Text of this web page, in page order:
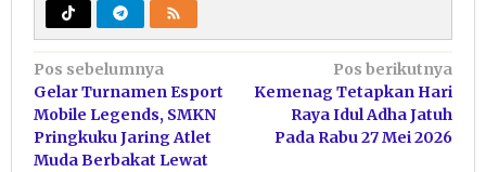
Navigasi
pos
Pos sebelumnya
Gelar Turnamen Esport
Mobile Legends, SMKN
Pringkuku Jaring Atlet
Muda Berbakat Lewat
Pos berikutnya
Kemenag Tetapkan Hari
Raya Idul Adha Jatuh
Pada Rabu 27 Mei 2026